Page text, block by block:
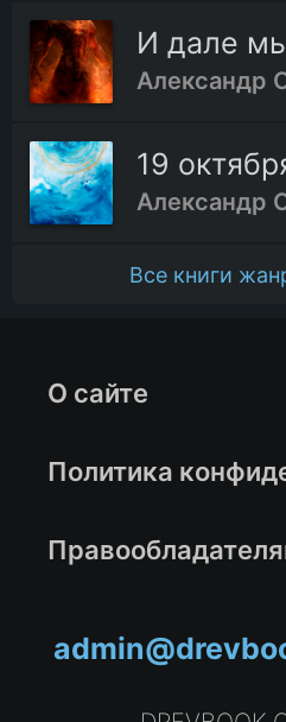
Александр
19
Александр
Все книги
О сайте
Политика